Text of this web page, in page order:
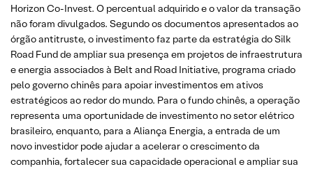
Horizon Co-Invest. O percentual adquirido e o valor da transação
não foram divulgados. Segundo os documentos apresentados ao
órgão antitruste, o investimento faz parte da estratégia do Silk
Road Fund de ampliar sua presença em projetos de infraestrutura
e energia associados à Belt and Road Initiative, programa criado
pelo governo chinês para apoiar investimentos em ativos
estratégicos ao redor do mundo. Para o fundo chinês, a operação
representa uma oportunidade de investimento no setor elétrico
brasileiro, enquanto, para a Aliança Energia, a entrada de um
novo investidor pode ajudar a acelerar o crescimento da
companhia, fortalecer sua capacidade operacional e ampliar sua